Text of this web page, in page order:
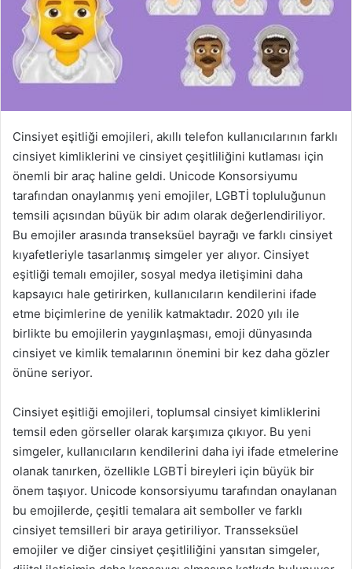
o
s
t
a
ö
n
k
Cinsiyet eşitliği emojileri, akıllı telefon kullanıcılarının farklı
cinsiyet kimliklerini ve cinsiyet çeşitliliğini kutlaması için
önemli bir araç haline geldi. Unicode Konsorsiyumu
tarafından onaylanmış yeni emojiler, LGBTİ topluluğunun
temsili açısından büyük bir adım olarak değerlendiriliyor.
Bu emojiler arasında transeksüel bayrağı ve farklı cinsiyet
kıyafetleriyle tasarlanmış simgeler yer alıyor. Cinsiyet
eşitliği temalı emojiler, sosyal medya iletişimini daha
kapsayıcı hale getirirken, kullanıcıların kendilerini ifade
etme biçimlerine de yenilik katmaktadır. 2020 yılı ile
birlikte bu emojilerin yaygınlaşması, emoji dünyasında
cinsiyet ve kimlik temalarının önemini bir kez daha gözler
önüne seriyor.
Cinsiyet eşitliği emojileri, toplumsal cinsiyet kimliklerini
temsil eden görseller olarak karşımıza çıkıyor. Bu yeni
simgeler, kullanıcıların kendilerini daha iyi ifade etmelerine
olanak tanırken, özellikle LGBTİ bireyleri için büyük bir
önem taşıyor. Unicode konsorsiyumu tarafından onaylanan
bu emojilerde, çeşitli temalara ait semboller ve farklı
cinsiyet temsilleri bir araya getiriliyor. Transseksüel
emojiler ve diğer cinsiyet çeşitliliğini yansıtan simgeler,